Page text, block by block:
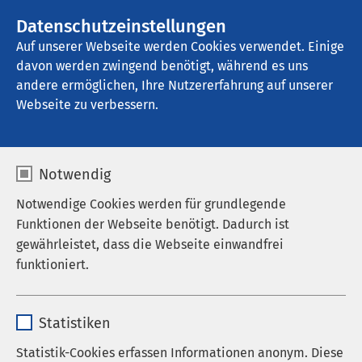
Datenschutzeinstellungen
Auf unserer Webseite werden Cookies verwendet. Einige
davon werden zwingend benötigt, während es uns
andere ermöglichen, Ihre Nutzererfahrung auf unserer
Webseite zu verbessern.
Notwendig
Notwendige Cookies werden für grundlegende
Funktionen der Webseite benötigt. Dadurch ist
gewährleistet, dass die Webseite einwandfrei
funktioniert.
Anbieter sgalinski
Statistiken
Statistik-Cookies erfassen Informationen anonym. Diese
AMEOS Pflege Meßstetten